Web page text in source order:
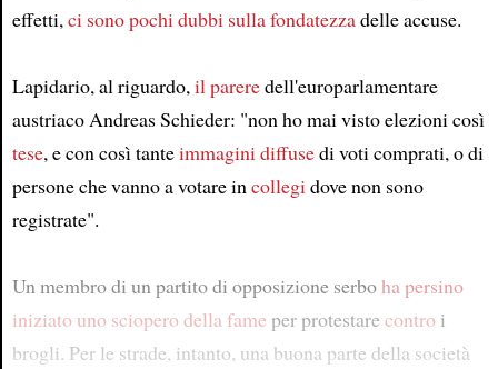
effetti,ci sono pochi dubbi sullafondatezzadelle accuse.
Lapidario, al riguardo,il pareredell'europarlamentare
austriaco Andreas Schieder: "non ho mai visto elezioni così
tese, e con così tanteimmagini diffusedi voti comprati, o di
persone che vanno a votare incollegidove non sono
registrate".
Un membro di un partito di opposizione serboha persino
iniziato uno sciopero della fame per protestarecontro i
brogli. Per le strade, intanto, una buona parte della società